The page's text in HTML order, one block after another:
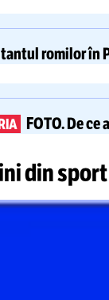
romilor în
FOTO.De ce
din sport